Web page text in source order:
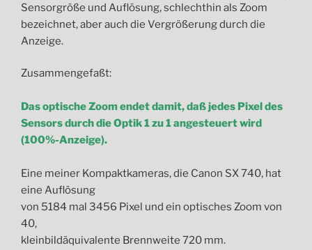
Sensorgröße und Auflösung, schlechthin als Zoom
bezeichnet, aber auch die Vergrößerung durch die
Anzeige.
Zusammengefaßt:
Das optische Zoom endet damit, daß jedes Pixel des
Sensors durch die Optik1 zu 1 angesteuert wird
(100%-Anzeige).
Eine meiner Kompaktkameras, die Canon SX 740, hat
eine Auflösung
von 5184 mal 3456 Pixel und ein optisches Zoom von
40,
kleinbildäquivalente Brennweite 720 mm.